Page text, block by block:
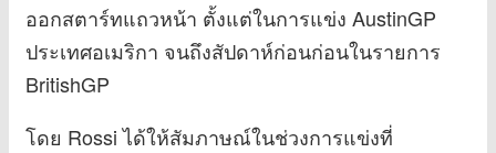
ออกสตาร์ทแถวหน้า ตั้งแต่ในการแข่ง AustinGP
ประเทศอเมริกา จนถึงสัปดาห์ก่อนก่อนในรายการ
BritishGP
โดย Rossi ได้ให้สัมภาษณ์ในช่วงการแข่งที่